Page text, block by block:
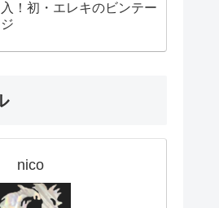
入！初・エレキのビンテー
ジ
nico